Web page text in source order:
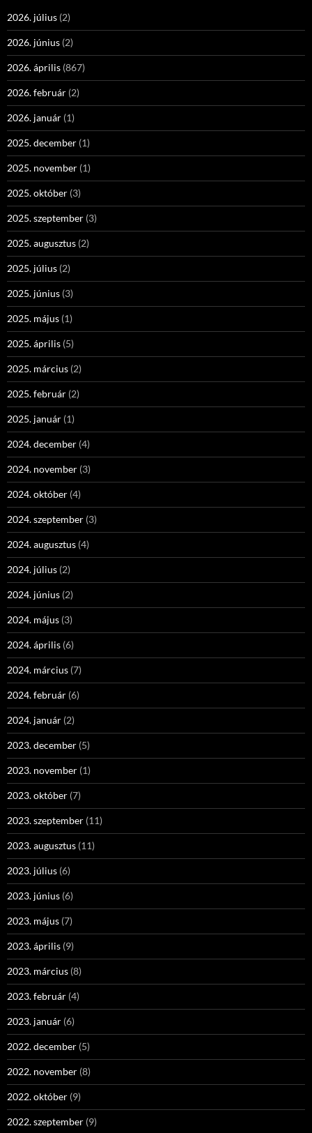
2026. július (2)
2026. június (2)
2026. április (867)
2026. február (2)
2026. január (1)
2025. december (1)
2025. november (1)
2025. október (3)
2025. szeptember (3)
2025. augusztus (2)
2025. július (2)
2025. június (3)
2025. május (1)
2025. április (5)
2025. március (2)
2025. február (2)
2025. január (1)
2024. december (4)
2024. november (3)
2024. október (4)
2024. szeptember (3)
2024. augusztus (4)
2024. július (2)
2024. június (2)
2024. május (3)
2024. április (6)
2024. március (7)
2024. február (6)
2024. január (2)
2023. december (5)
2023. november (1)
2023. október (7)
2023. szeptember (11)
2023. augusztus (11)
2023. július (6)
2023. június (6)
2023. május (7)
2023. április (9)
2023. március (8)
2023. február (4)
2023. január (6)
2022. december (5)
2022. november (8)
2022. október (9)
2022. szeptember (9)